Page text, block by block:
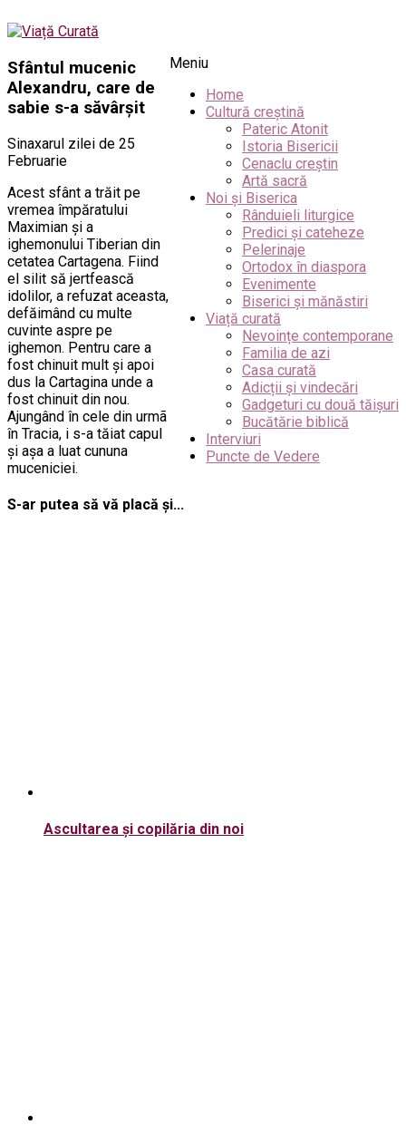
Meniu
Home
Cultură creștină
Pateric Atonit
Istoria Bisericii
Cenaclu creștin
Artă sacră
Noi și Biserica
Rânduieli liturgice
Predici și cateheze
Pelerinaje
Ortodox în diaspora
Evenimente
Biserici și mănăstiri
Viață curată
Nevoințe contemporane
Familia de azi
Casa curată
Adicții și vindecări
Gadgeturi cu două tăișuri
Bucătărie biblică
Interviuri
Puncte de Vedere
Sfântul mucenic
Alexandru, care de
sabie s-a săvârşit
Sinaxarul zilei de 25
Februarie
Acest sfânt a trăit pe
vremea împăratului
Maximian şi a
ighemonului Tiberian din
cetatea Cartagena. Fiind
el silit să jertfească
idolilor, a refuzat aceasta,
defăimând cu multe
cuvinte aspre pe
ighemon. Pentru care a
fost chinuit mult şi apoi
dus la Cartagina unde a
fost chinuit din nou.
Ajungând în cele din urmã
în Tracia, i s-a tăiat capul
şi aşa a luat cununa
muceniciei.
S-ar putea să vă placă și...
Ascultarea și copilăria din noi